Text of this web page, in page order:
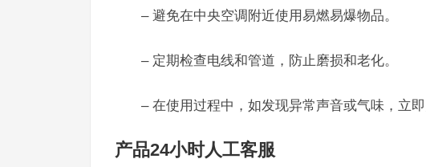
– 避免在中央空调附近使用易燃易爆物品。
– 定期检查电线和管道，防止磨损和老化。
– 在使用过程中，如发现异常声音或气味，立即
产品24小时人工客服